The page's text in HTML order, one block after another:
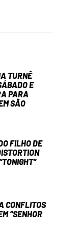
TURNÊ
E
PARA
SÃO
FILHO DE
CONFLITOS
“SENHOR